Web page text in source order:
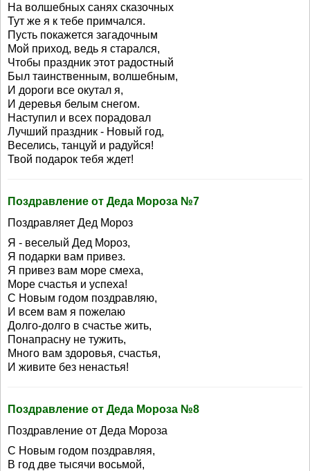
На волшебных санях сказочных
Тут же я к тебе примчался.
Пусть покажется загадочным
Мой приход, ведь я старался,
Чтобы праздник этот радостный
Был таинственным, волшебным,
И дороги все окутал я,
И деревья белым снегом.
Наступил и всех порадовал
Лучший праздник - Новый год,
Веселись, танцуй и радуйся!
Твой подарок тебя ждет!
Поздравление от Деда Мороза №7
Поздравляет Дед Мороз
Я - веселый Дед Мороз,
Я подарки вам привез.
Я привез вам море смеха,
Море счастья и успеха!
С Новым годом поздравляю,
И всем вам я пожелаю
Долго-долго в счастье жить,
Понапрасну не тужить,
Много вам здоровья, счастья,
И живите без ненастья!
Поздравление от Деда Мороза №8
Поздравление от Деда Мороза
С Новым годом поздравляя,
В год две тысячи восьмой,